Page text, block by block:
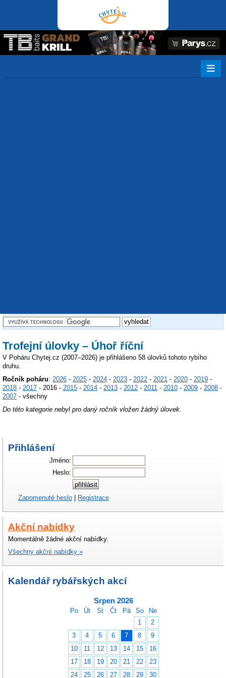
Trofejní úlovky – Úhoř říční
V Poháru Chytej.cz (2007–2026) je přihlášeno 58 úlovků tohoto rybího
druhu.
Ročník poháru: 2026 - 2025 - 2024 - 2023 - 2022 - 2021 - 2020 - 2019 -
2018 - 2017 - 2016 - 2015 - 2014 - 2013 - 2012 - 2011 - 2010 - 2009 - 2008 -
2007 - všechny
Do této kategorie nebyl pro daný ročník vložen žádný úlovek.
Přihlášení
Jméno:
Heslo:
Zapomenuté heslo Registrace
Akční nabídky
Momentálně žádné akční nabídky.
Všechny akční nabídky »
Kalendář rybářských akcí
Srpen 2026
Po Út St Čt Pá So
Ne
1
2
3
4 5 6 7 8
9
10
11 12 13 14 15
16
17
18 19 20 21 22
23
24
25 26 27 28 29 30